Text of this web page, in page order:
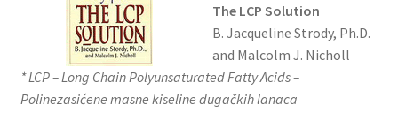
The LCP Solution
B. Jacqueline Strody, Ph.D.
and Malcolm J. Nicholl
* LCP – Long Chain Polyunsaturated Fatty Acids –
Polinezasićene masne kiseline dugačkih lanaca